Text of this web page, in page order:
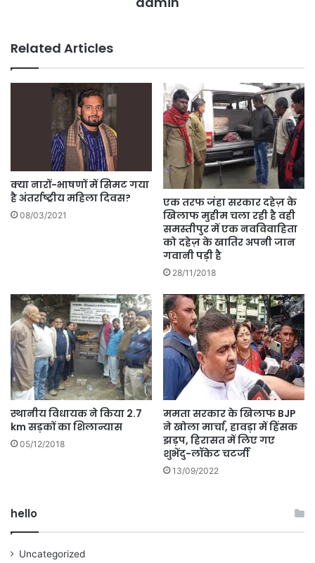
Related Articles
क्या नारों-भाषणों में सिमट गया
है अंतर्राष्ट्रीय महिला दिवस?
08/03/2021
एक तरफ जंहा सरकार दहेज़ के
खिलाफ मुहीम चला रही है वही
समस्तीपुर में एक नवविवाहिता
को दहेज़ के खातिर अपनी जान
गवानी पड़ी है
28/11/2018
स्थानीय विधायक ने किया 2.7
km सड़कों का शिलान्यास
05/12/2018
ममता सरकार के खिलाफ BJP
ने खोला मार्चा, हावड़ा में हिंसक
झड़प, हिरासत में लिए गए
शुभेंदु-लॉकेट चटर्जी
13/09/2022
hello
Uncategorized